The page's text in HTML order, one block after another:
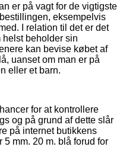
er på vagt for de vigtigste
eksempelvis
I relation til det er det
beholder sin
kan bevise købet af
uanset om man er på
eller et barn.
for at kontrollere
og på grund af dette slår
på internet butikkens
mm. 20 m. blå forud for